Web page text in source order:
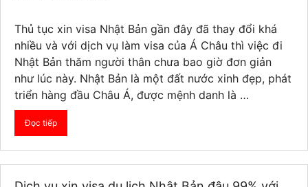
Thủ tục xin visa Nhật Bản gần đây đã thay đổi khá
nhiều và với dịch vụ làm visa của Á Châu thì việc đi
Nhật Bản thăm người thân chưa bao giờ đơn giản
như lúc này. Nhật Bản là một đất nước xinh đẹp, phát
triển hàng đầu Châu Á, được mệnh danh là …
Đọc tiếp